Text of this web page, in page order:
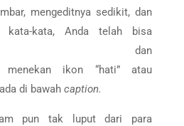
mengeditnya sedikit, dan
kata-kata, Anda telah bisa
dan
ikon “hati” atau
di bawah caption.
pun tak luput dari para